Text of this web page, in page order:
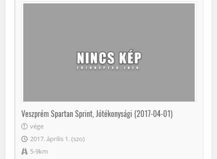
Veszprém Spartan Sprint, Jótékonysági (2017-04-01)
vége
2017. április 1. (szo)
5-9km